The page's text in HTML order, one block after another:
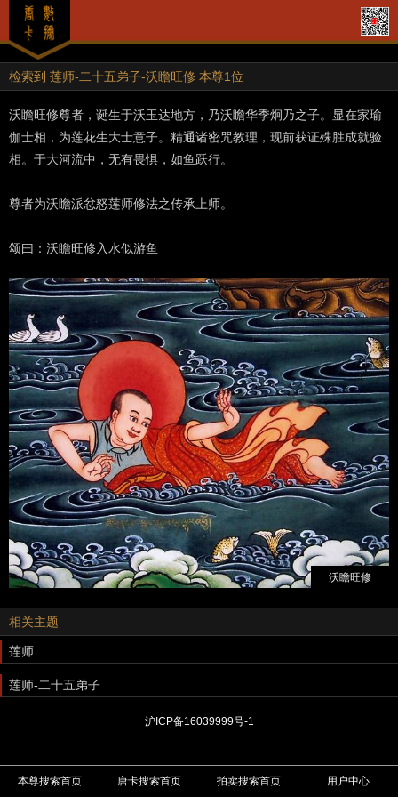
检索到 莲师-二十五弟子-沃瞻旺修 本尊1位
沃瞻旺修尊者，诞生于沃玉达地方，乃沃瞻华季炯乃之子。显在家瑜
伽士相，为莲花生大士意子。精通诸密咒教理，现前获证殊胜成就验
相。于大河流中，无有畏惧，如鱼跃行。
尊者为沃瞻派忿怒莲师修法之传承上师。
颂曰：沃瞻旺修入水似游鱼
沃瞻旺修
相关主题
莲师
莲师-二十五弟子
沪ICP备16039999号-1
本尊搜索首页 唐卡搜索首页 拍卖搜索首页 用户中心